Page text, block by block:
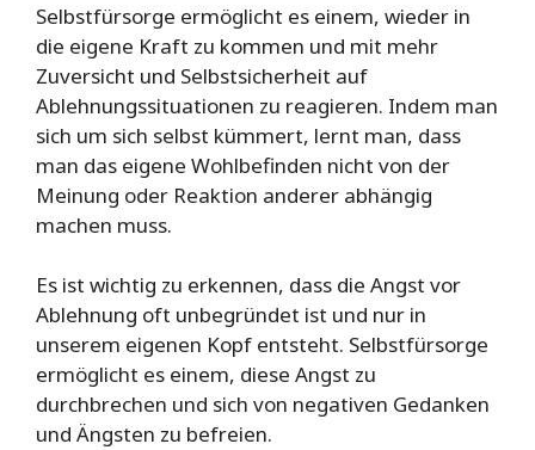
Selbstfürsorge ermöglicht es einem, wieder in
die eigene Kraft zu kommen und mit mehr
Zuversicht und Selbstsicherheit auf
Ablehnungssituationen zu reagieren. Indem man
sich um sich selbst kümmert, lernt man, dass
man das eigene Wohlbefinden nicht von der
Meinung oder Reaktion anderer abhängig
machen muss.
Es ist wichtig zu erkennen, dass die Angst vor
Ablehnung oft unbegründet ist und nur in
unserem eigenen Kopf entsteht. Selbstfürsorge
ermöglicht es einem, diese Angst zu
durchbrechen und sich von negativen Gedanken
und Ängsten zu befreien.